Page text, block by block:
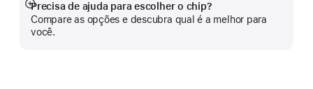
Precisa de ajuda para escolher o chip?
Compare as opções e descubra qual é a melhor para
você.
Mostrar
mais